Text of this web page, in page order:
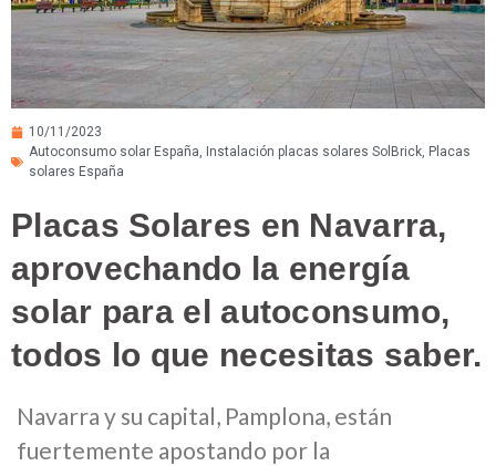
10/11/2023
Autoconsumo solar España, Instalación placas solares SolBrick, Placas
solares España
Placas Solares en Navarra,
aprovechando la energía
solar para el autoconsumo,
todos lo que necesitas saber.
Navarra y su capital, Pamplona, están
fuertemente apostando por la